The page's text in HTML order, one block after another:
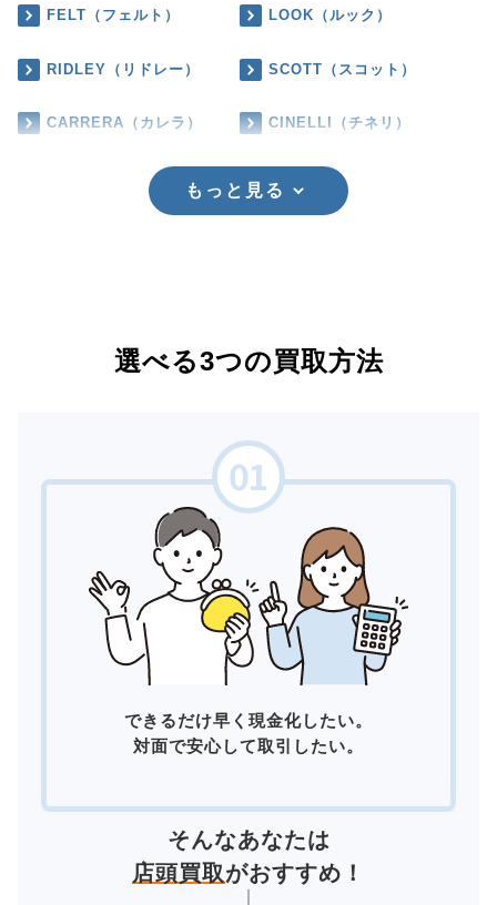
FELT（フェルト） LOOK（ルック）
RIDLEY（リドレー） SCOTT（スコット）
CARRERA（カレラ） CINELLI（チネリ）
もっと見る
選べる3つの買取方法
できるだけ早く現金化したい。
対面で安心して取引したい。
そんなあなたは
店頭買取がおすすめ！